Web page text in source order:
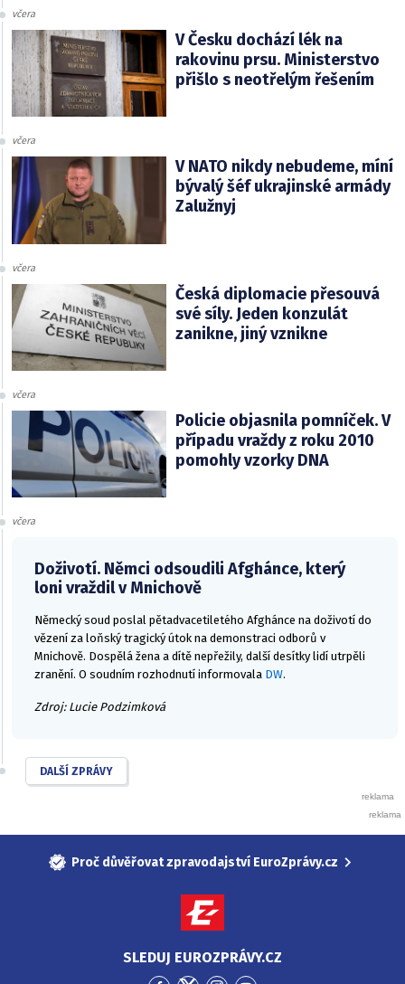
včera
V Česku dochází lék na
rakovinu prsu. Ministerstvo
přišlo s neotřelým řešením
včera
V NATO nikdy nebudeme, míní
bývalý šéf ukrajinské armády
Zalužnyj
včera
Česká diplomacie přesouvá
své síly. Jeden konzulát
zanikne, jiný vznikne
včera
Policie objasnila pomníček. V
případu vraždy z roku 2010
pomohly vzorky DNA
včera
Doživotí. Němci odsoudili Afghánce, který
loni vraždil v Mnichově
Německý soud poslal pětadvacetiletého Afghánce na doživotí do
vězení za loňský tragický útok na demonstraci odborů v
Mnichově. Dospělá žena a dítě nepřežily, další desítky lidí utrpěli
zranění. O soudním rozhodnutí informovala DW.
Zdroj: Lucie Podzimková
DALŠÍ ZPRÁVY
Proč důvěřovat zpravodajství EuroZprávy.cz
SLEDUJ EUROZPRÁVY.CZ